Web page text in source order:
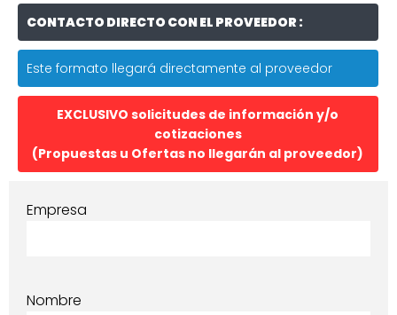
CONTACTO DIRECTO CON EL PROVEEDOR :
Este formato llegará directamente al proveedor
EXCLUSIVO solicitudes de información y/o
cotizaciones
(Propuestas u Ofertas no llegarán al proveedor)
Empresa
Nombre